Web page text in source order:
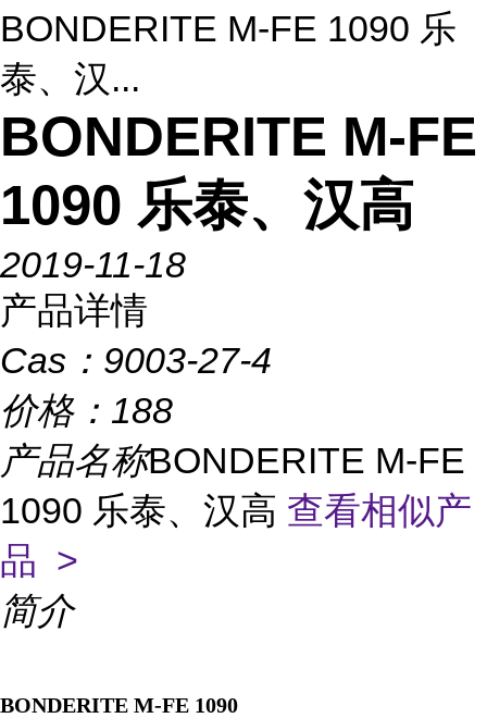
BONDERITE M-FE 1090 乐
泰、汉...
BONDERITE M-FE
1090 乐泰、汉高
2019-11-18
产品详情
Cas： 9003-27-4
价格： 188
产品名称BONDERITE M-FE
1090 乐泰、汉高 查看相似产
品 >
简介
BONDERITE M-FE 1090